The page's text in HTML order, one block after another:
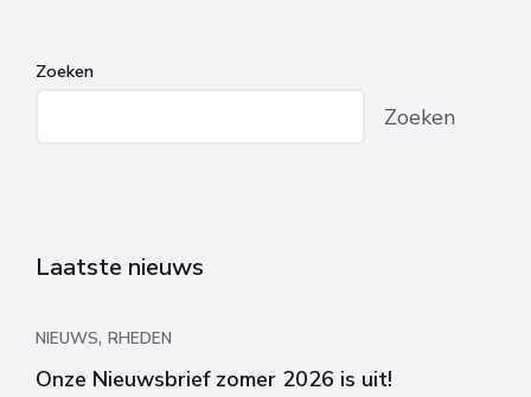
Zoeken
Zoeken
Laatste nieuws
NIEUWS, RHEDEN
Onze Nieuwsbrief zomer 2026 is uit!